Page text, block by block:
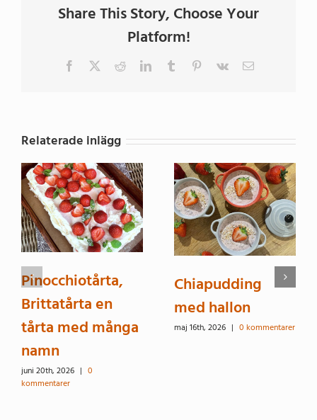
Share This Story, Choose Your
Platform!
Facebook RedditLinkedInTumblr Pinterest
Vk
E-
Relaterade inlägg
Pinocchiotårta,
Brittatårta en
tårta med många
namn
juni 20th, 2026 | 0
kommentarer
Chiapudding
med hallon
maj 16th, 2026 | 0 kommentarer